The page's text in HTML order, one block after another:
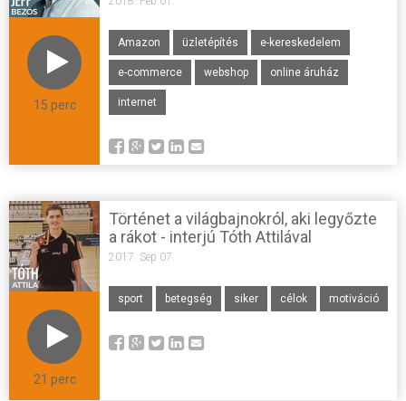
15 perc
Amazon üzletépítés e-kereskedelem
e-commerce webshop online áruház
internet
21 perc
Történet a világbajnokról, aki legyőzte
a rákot - interjú Tóth Attilával
2017. Sep 07.
sport betegség siker célok motiváció